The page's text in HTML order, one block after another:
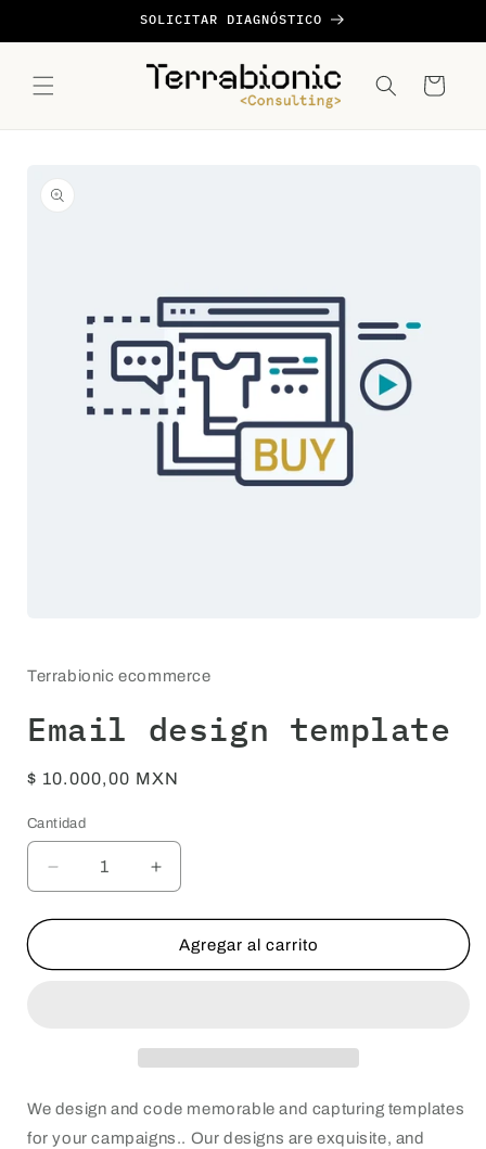
al contenido
SOLICITAR DIAGNÓSTICO
Carrito
información
1
ventana
modal
Terrabionic ecommerce
Email design template
Precio
$ 10.000,00 MXN
Cantidad
Cantidad
Reducir
cantidad
para
design
Aumentar
cantidad
para
Email
design
Agregar al carrito
We design and code memorable and capturing templates
for your campaigns.. Our designs are exquisite, and